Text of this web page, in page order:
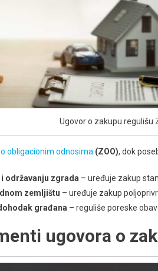
Ugovor o zakupu regulišu
obligacionim odnosima (ZOO), dok
održavanju zgrada – uređuje zakup
zemljištu – uređuje zakup
građana – reguliše poreske
ugovora o